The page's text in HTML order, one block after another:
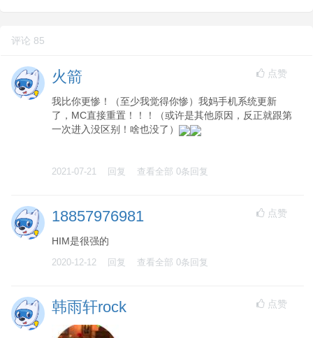
评论 85
火箭 点赞
我比你更惨！（至少我觉得你惨）我妈手机系统更新
了，MC直接重置！！！（或许是其他原因，反正就跟第
一次进入没区别！啥也没了）
2021-07-21 回复 查看全部 0条回复
18857976981 点赞
HIM是很强的
2020-12-12 回复 查看全部 0条回复
韩雨轩rock 点赞